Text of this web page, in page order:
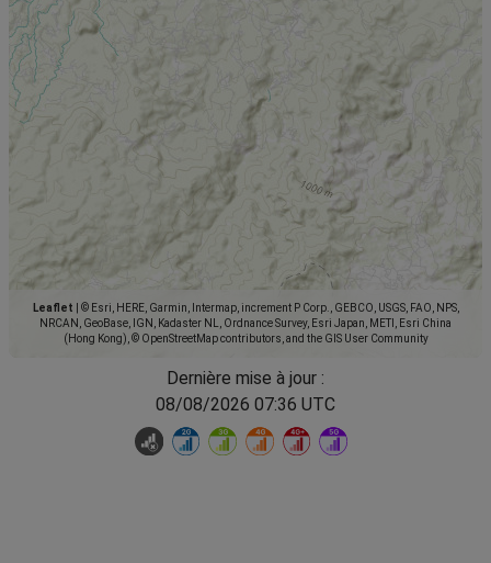
Leaflet
© Esri, HERE, Garmin, Intermap, increment P Corp., GEBCO, USGS, FAO, NPS,
NRCAN, GeoBase, IGN, Kadaster NL, Ordnance Survey, Esri Japan, METI, Esri China
(Hong Kong), © OpenStreetMap contributors, and the GIS User Community
Dernière mise à jour :
08/08/2026 07:36 UTC